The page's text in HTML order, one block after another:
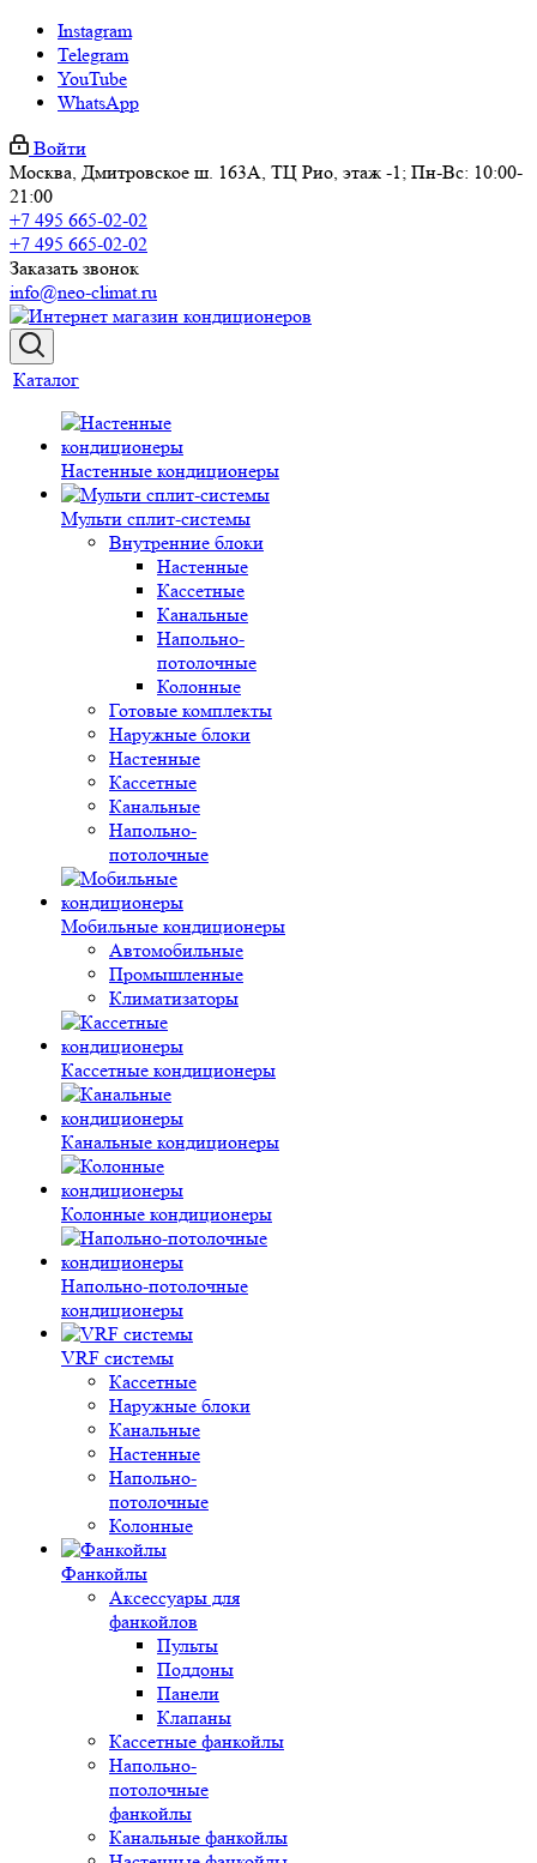
Instagram
Telegram
YouTube
WhatsApp
Войти
Москва, Дмитровское ш. 163А, ТЦ Рио, этаж -1; Пн-Вс: 10:00-
21:00
+7 495 665-02-02
+7 495 665-02-02
Заказать звонок
info@neo-climat.ru
Каталог
Настенные кондиционеры
Мульти сплит-системы
Внутренние блоки
Настенные
Кассетные
Канальные
Напольно-
потолочные
Колонные
Готовые комплекты
Наружные блоки
Настенные
Кассетные
Канальные
Напольно-
потолочные
Мобильные кондиционеры
Автомобильные
Промышленные
Климатизаторы
Кассетные кондиционеры
Канальные кондиционеры
Колонные кондиционеры
Напольно-потолочные
кондиционеры
VRF системы
Кассетные
Наружные блоки
Канальные
Настенные
Напольно-
потолочные
Колонные
Фанкойлы
Аксессуары для
фанкойлов
Пульты
Поддоны
Панели
Клапаны
Кассетные фанкойлы
Напольно-
потолочные
фанкойлы
Канальные фанкойлы